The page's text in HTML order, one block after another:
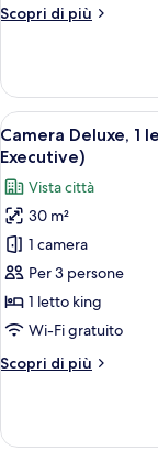
singoli,
Scopri di più
Altri
Deluxe,
letti
singoli,
città
Apri
tutte
le
foto
per
Camera
Deluxe,
1
letto
accesso
Lounge
8
Camera Deluxe, 1
Executive)
Vista città
30 m²
1 camera
Per 3 persone
1 letto king
Wi-Fi gratuito
Scopri di più
Altri
Deluxe,